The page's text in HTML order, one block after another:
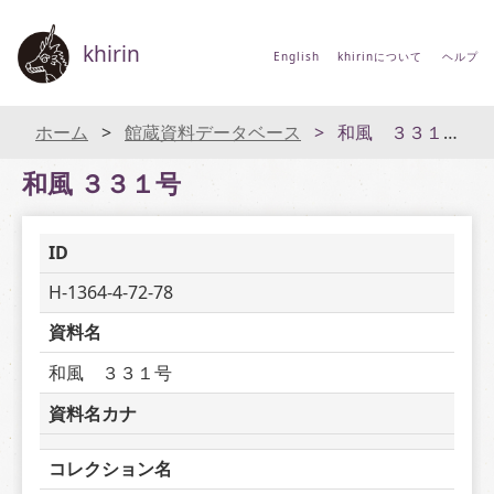
khirin English khirinについて ヘルプ
ホーム 館蔵資料データベース 和風 ３３１号
和風 ３３１号
ID
H-1364-4-72-78
資料名
和風　３３１号
資料名カナ
コレクション名